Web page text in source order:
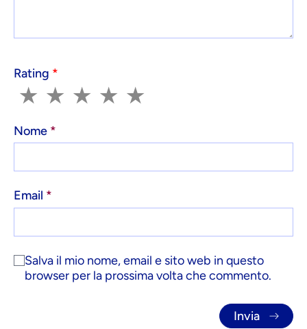
Rating *
1
★ 2
★ 3
★ 4
★ 5
★
Nome *
Email *
Salva il mio nome, email e sito web in questo
browser per la prossima volta che commento.